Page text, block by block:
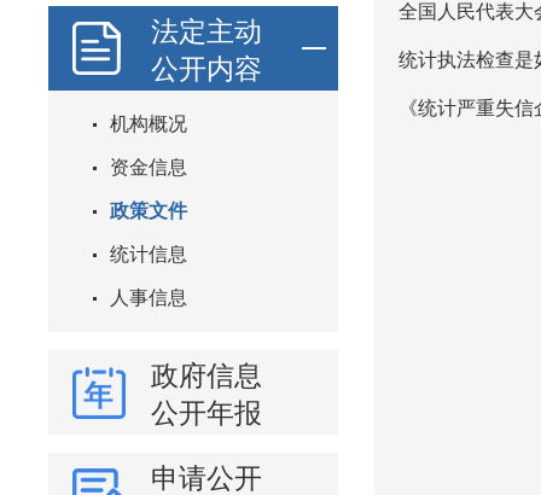
法定主动
公开内容
机构概况
资金信息
政策文件
统计信息
人事信息
政府信息
公开年报
申请公开
全国人民代表大
统计执法检查是
《统计严重失